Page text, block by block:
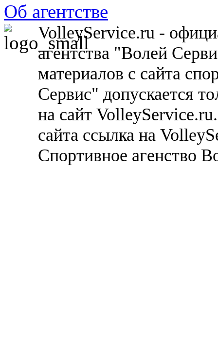
Об агентстве
VolleyService.ru -
агентства "Волей
материалов с сайта
Сервис" допускается
на сайт
сайта ссылка на
Спортивное агенство